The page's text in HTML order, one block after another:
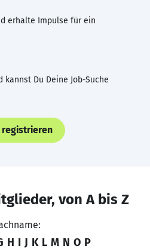
erhalte Impulse für ein
Du Deine Job-Suche
registrieren
von A bis Z
H I J K L M N O P